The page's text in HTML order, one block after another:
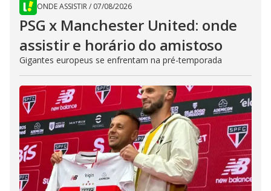
ONDE ASSISTIR/ 07/08/2026
PSG x Manchester United: onde
assistir e horário do amistoso
Gigantes europeus se enfrentam na pré-temporada